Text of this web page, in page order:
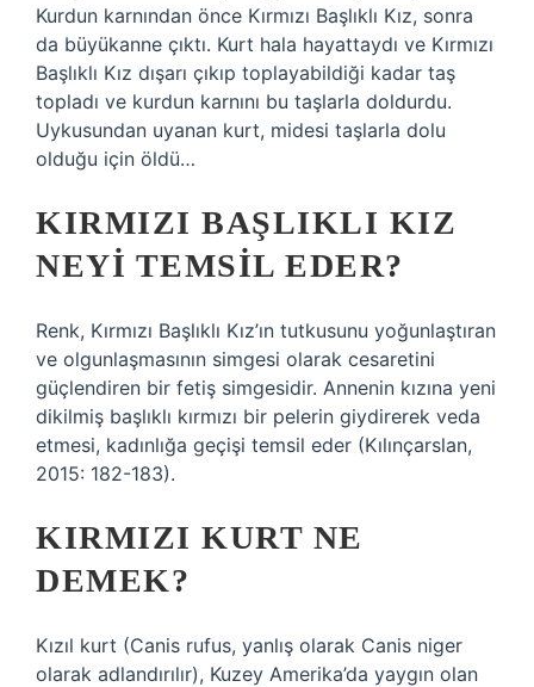
Kurdun karnından önce Kırmızı Başlıklı Kız, sonra
da büyükanne çıktı. Kurt hala hayattaydı ve Kırmızı
Başlıklı Kız dışarı çıkıp toplayabildiği kadar taş
topladı ve kurdun karnını bu taşlarla doldurdu.
Uykusundan uyanan kurt, midesi taşlarla dolu
olduğu için öldü…
KIRMIZI BAŞLIKLI KIZ
NEYI TEMSIL EDER?
Renk, Kırmızı Başlıklı Kız’ın tutkusunu yoğunlaştıran
ve olgunlaşmasının simgesi olarak cesaretini
güçlendiren bir fetiş simgesidir. Annenin kızına yeni
dikilmiş başlıklı kırmızı bir pelerin giydirerek veda
etmesi, kadınlığa geçişi temsil eder (Kılınçarslan,
2015: 182-183).
KIRMIZI KURT NE
DEMEK?
Kızıl kurt (Canis rufus, yanlış olarak Canis niger
olarak adlandırılır), Kuzey Amerika’da yaygın olan